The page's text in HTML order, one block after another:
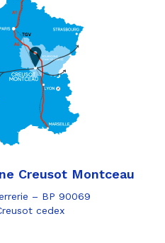
Creusot Montceau
– BP 90069
cedex